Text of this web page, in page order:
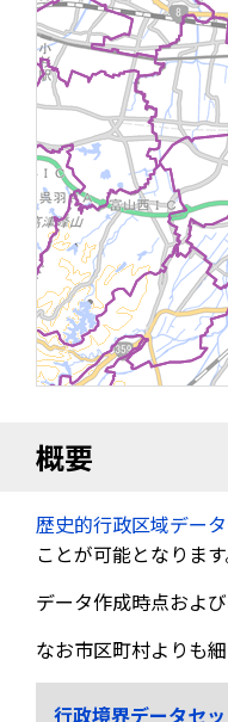
概要
歴史的行政区域デー
ことが可能となります
データ作成時点およ
なお市区町村よりも
行政境界データセ